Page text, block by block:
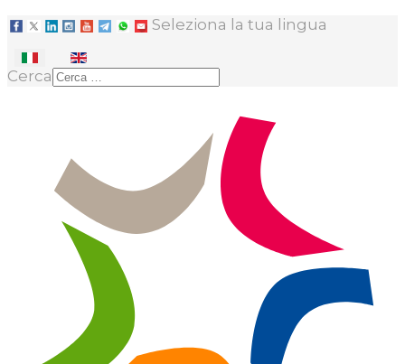
Seleziona la tua lingua
Cerca